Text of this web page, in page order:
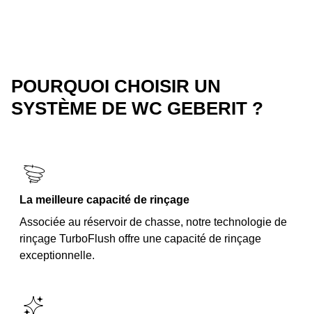
POURQUOI CHOISIR UN
SYSTÈME DE WC GEBERIT ?
La meilleure capacité de rinçage
Associée au réservoir de chasse, notre technologie de
rinçage TurboFlush offre une capacité de rinçage
exceptionnelle.